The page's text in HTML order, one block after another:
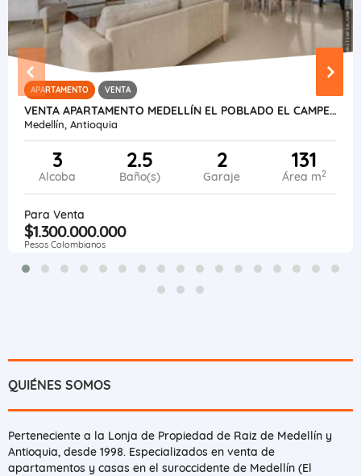
APARTAMENTO VENTA
VENTA APARTAMENTO MEDELLÍN EL POBLADO EL CAMPESTRE.
Medellín, Antioquia
3
Alcoba
2.5
Baño(s)
2
Garaje
131
Área m2
Para Venta
$1.300.000.000
Pesos Colombianos
QUIÉNES SOMOS
Perteneciente a la Lonja de Propiedad de Raiz de Medellín y
Antioquia, desde 1998. Especializados en venta de
apartamentos y casas en el suroccidente de Medellín (El